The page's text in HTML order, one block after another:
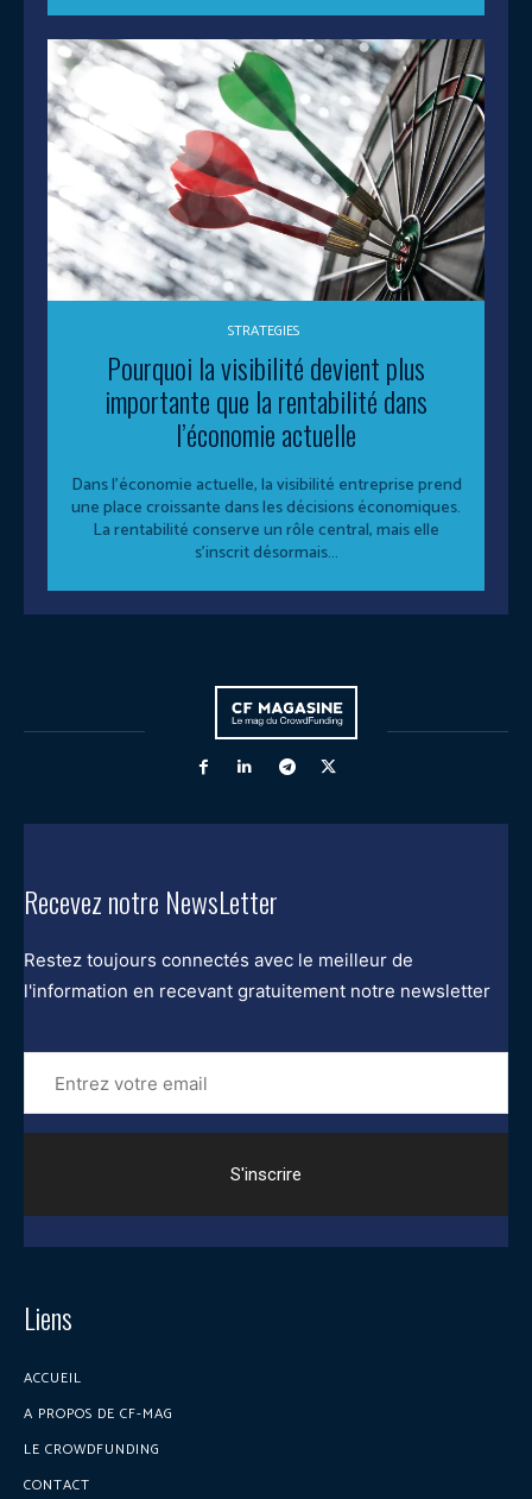
STRATEGIES
Pourquoi la visibilité devient plus
importante que la rentabilité dans
l’économie actuelle
Dans l’économie actuelle, la visibilité entreprise prend
une place croissante dans les décisions économiques.
La rentabilité conserve un rôle central, mais elle
s’inscrit désormais...
Recevez notre NewsLetter
Restez toujours connectés avec le meilleur de
l'information en recevant gratuitement notre newsletter
Entrez
votre
email
Liens
ACCUEIL
A PROPOS DE CF-MAG
LE CROWDFUNDING
CONTACT